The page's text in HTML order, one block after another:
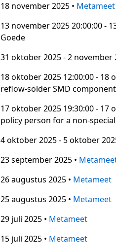
18 november 2025 • Metameet
13 november 2025 20:00:00 -
Goede
31 oktober 2025 - 2 november
18 oktober 2025 12:00:00 - 18
reflow-solder SMD
17 oktober 2025 19:30:00 - 17
policy person for a non-
4 oktober 2025 - 5 oktober
23 september 2025 •
26 augustus 2025 • Metameet
25 augustus 2025 • Metameet
29 juli 2025 • Metameet
15 juli 2025 • Metameet